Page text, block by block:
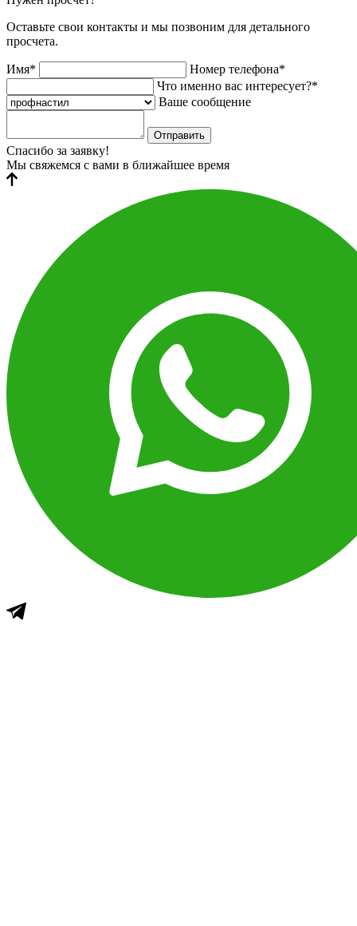
Оставьте свои контакты и мы позвоним для детального
просчета.
Имя*
Номер телефона*
Что именно вас интересует?*
Ваше сообщение
Отправить
Спасибо за заявку!
Мы свяжемся с вами в ближайшее время